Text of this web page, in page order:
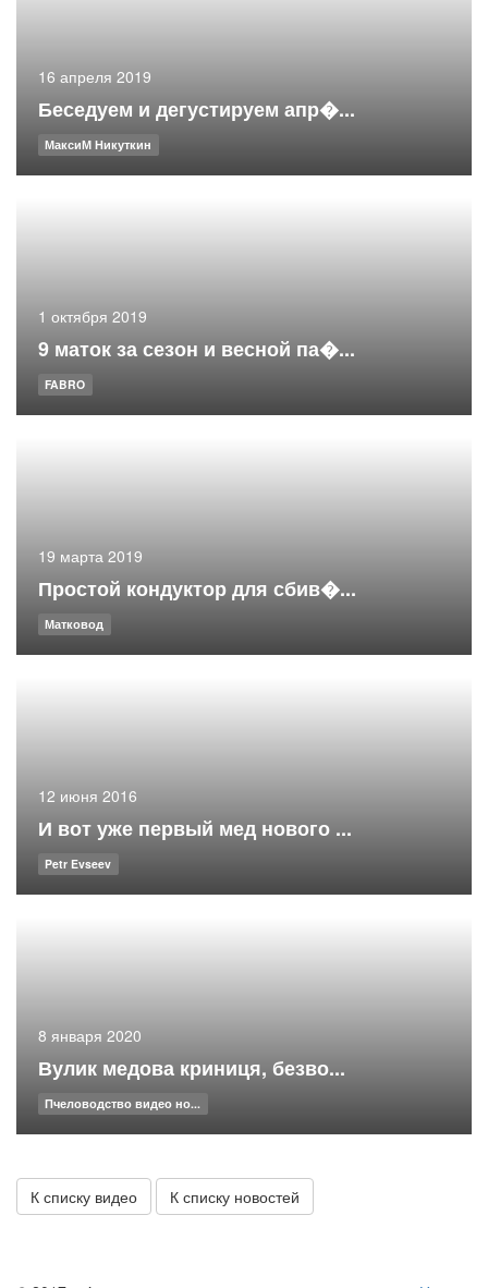
16 апреля 2019
Беседуем и дегустируем апр�...
МаксиМ Никуткин
1 октября 2019
9 маток за сезон и весной па�...
FABRO
19 марта 2019
Простой кондуктор для сбив�...
Матковод
12 июня 2016
И вот уже первый мед нового ...
Petr Evseev
8 января 2020
Вулик медова криниця, безво...
Пчеловодство видео но...
К списку видео К списку новостей